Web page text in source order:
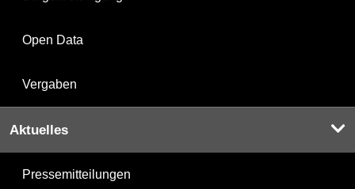
Open Data
Vergaben
Aktuelles
Pressemitteilungen